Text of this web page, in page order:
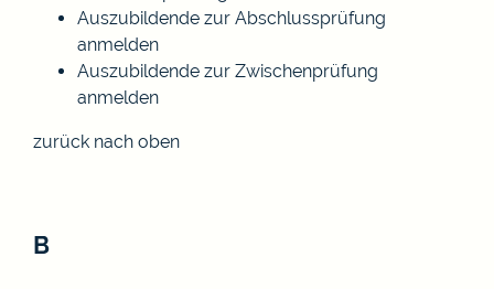
Auszubildende zur Abschlussprüfung
anmelden
Auszubildende zur Zwischenprüfung
anmelden
zurück nach oben
B